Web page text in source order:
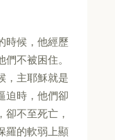
時候，他經歷
不被困住。
，主耶穌就是
迫時，他們卻
不至死亡，
羅的軟弱上顯